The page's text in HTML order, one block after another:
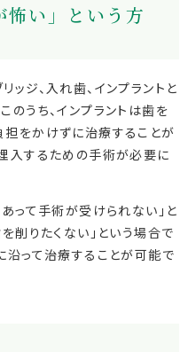
怖い」という方
ジ、入れ歯、インプラントと
のうち、インプラントは歯を
をかけずに治療することが
入するための手術が必要に
あって手術が受けられない」と
削りたくない」という場合で
沿って治療することが可能で